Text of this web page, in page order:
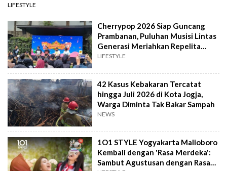
LIFESTYLE
Cherrypop 2026 Siap Guncang
Prambanan, Puluhan Musisi Lintas
Generasi Meriahkan Repelita
Musik
LIFESTYLE
42 Kasus Kebakaran Tercatat
hingga Juli 2026 di Kota Jogja,
Warga Diminta Tak Bakar Sampah
NEWS
1O1 STYLE Yogyakarta Malioboro
Kembali dengan 'Rasa Merdeka':
Sambut Agustusan dengan Rasa